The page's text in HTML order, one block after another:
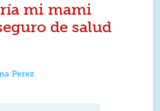
mi mami
de salud
Perez